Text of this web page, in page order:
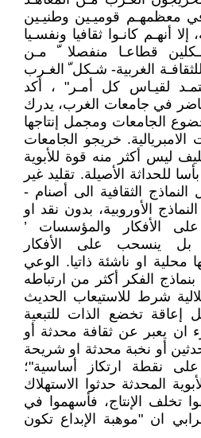
في معظمهـم قوميـين وطنيـين
أنهـم كانـوا ثقافيا ونفسـيا
قطاعـا منفصلا ّ مـن
الغربية- شـكل ّ الغـرب
لقيـاس كل أمـر" ، أكد
في جامعات الغرب، يدرك
خضوع الجامعات ومجمل إنتاجها
خريجو الجامعات
حليف ليس أكثر منه قوة للأبوية
للحداثة الأصيلة. تقليد غير
الثقافية الى أصنام -
الأوروبية، بدون نقد او
الأفكار والمؤسسات ’
بل ينسحب على الأفكار
محلية او ناشئة ذاتيا. الوعي
بنماذج الفكر أكثر من ارتباطه
شرط للاستيعاب الحديث
إعاقة تخضع الذات للتبعية
ان يعبر عن ثقافة محدثة أو
أو نخبة محدثة او شريحة
نقطة ارتكاز أساسية"؛
المحدثة حدثوا الاستهلاك
تخلف الإنتاج، فأسهموا في
ان "موهبة الإبداع تكون